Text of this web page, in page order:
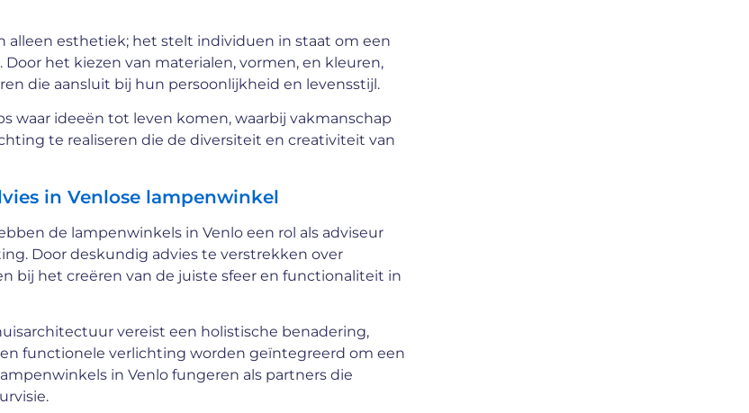
esthetiek; het stelt individuen in staat om een
het kiezen van materialen, vormen, en kleuren,
die aansluit bij hun persoonlijkheid en levensstijl.
waar ideeën tot leven komen, waarbij vakmanschap
te realiseren die de diversiteit en creativiteit van
in Venlose lampenwinkel
de lampenwinkels in Venlo een rol als adviseur
Door deskundig advies te verstrekken over
bij het creëren van de juiste sfeer en functionaliteit in
vereist een holistische benadering,
functionele verlichting worden geïntegreerd om een
in Venlo fungeren als partners die